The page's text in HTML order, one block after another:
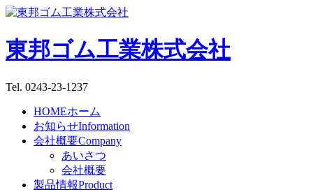
東邦ゴム工業株式会社
Tel. 0243-23-1237
HOMEホーム
お知らせInformation
会社概要Company
あいさつ
会社概要
製品情報Product